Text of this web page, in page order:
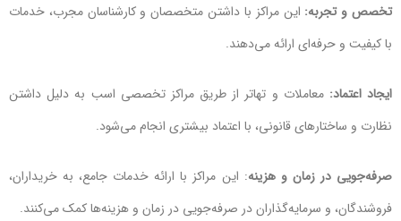
تخصص و تجربه: این مراکز با داشتن متخصصان و کارشناسان مجرب، خدمات
با کیفیت و حرفه‌ای ارائه می‌دهند.
ایجاد اعتماد: معاملات و تهاتر از طریق مراکز تخصصی اسب به دلیل داشتن
نظارت و ساختارهای قانونی، با اعتماد بیشتری انجام می‌شود.
صرفه‌جویی در زمان و هزینه: این مراکز با ارائه خدمات جامع، به خریداران،
فروشندگان، و سرمایه‌گذاران در صرفه‌جویی در زمان و هزینه‌ها کمک می‌کنند.